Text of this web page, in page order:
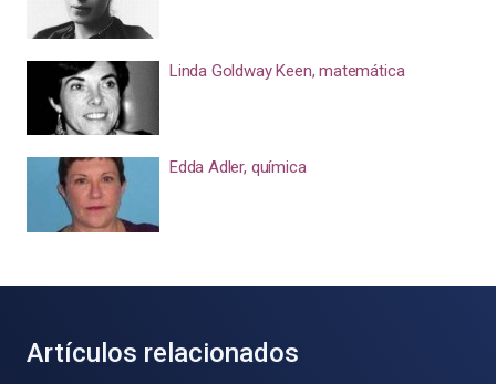
Linda Goldway Keen, matemática
Edda Adler, química
Artículos relacionados